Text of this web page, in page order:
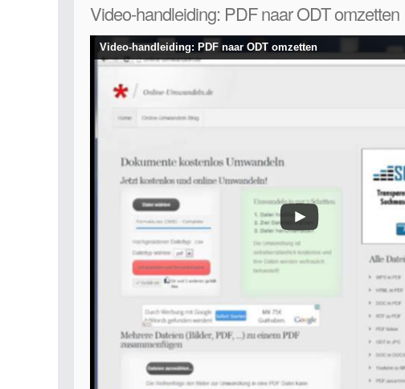
Video-handleiding: PDF naar ODT omzetten
Video-handleiding: PDF naar ODT omzetten